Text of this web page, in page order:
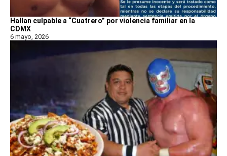
Hallan culpable a “Cuatrero” por violencia familiar en la
CDMX
6 mayo, 2026